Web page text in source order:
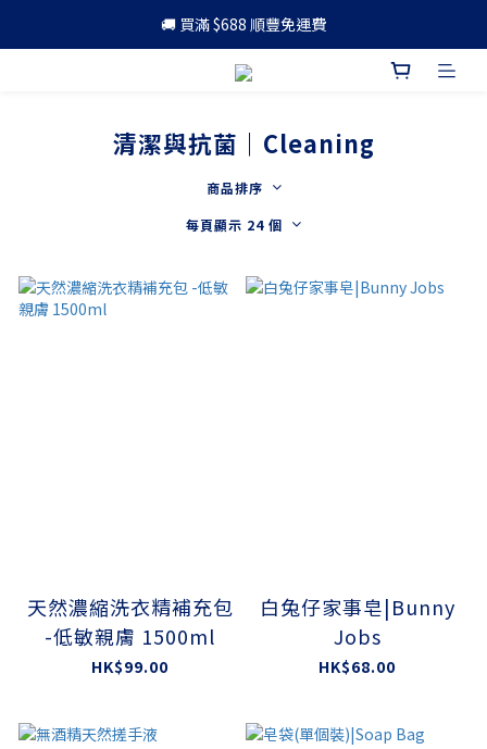
🚚 買滿 $688 順豐免運費
🚚 買滿 $688 順豐免運費
🎁 成為會員 可享更多優惠
清潔與抗菌｜Cleaning
商品排序
每頁顯示 24 個
天然濃縮洗衣精補充包
-低敏親膚 1500ml
HK$99.00
白兔仔家事皂|Bunny
Jobs
HK$68.00